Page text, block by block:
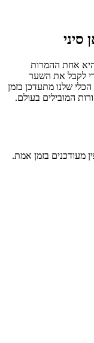
סיני
אחת ההמרות
לקבל את השער
שלנו מתעדכן בזמן
המובילים בעולם.
מעודכנים בזמן אמת.